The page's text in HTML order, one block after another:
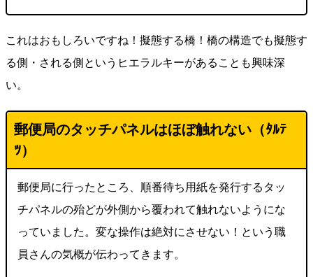
これはおもしろいですね！擬態する橋！橋の構造でも擬態す
る側・される側というヒエラルキーがあることも興味深
い。
郵便局のタッチパネルはほぼ触れない（ﾀﾙﾃ
ﾂ）
郵便局に行ったところ、順番待ち用紙を発行するタッ
チパネルの殆どが外側から覆われて触れないようにな
っていました。変な操作は絶対にさせない！という職
員さんの気概が伝わってきます。